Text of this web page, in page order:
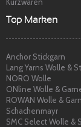
Top Marken
Anchor Stickgarn
Lang Yarns Wolle &
NORO Wolle
ONline Wolle &
ROWAN Wolle &
Schachenmayr
SMC Select Wolle &